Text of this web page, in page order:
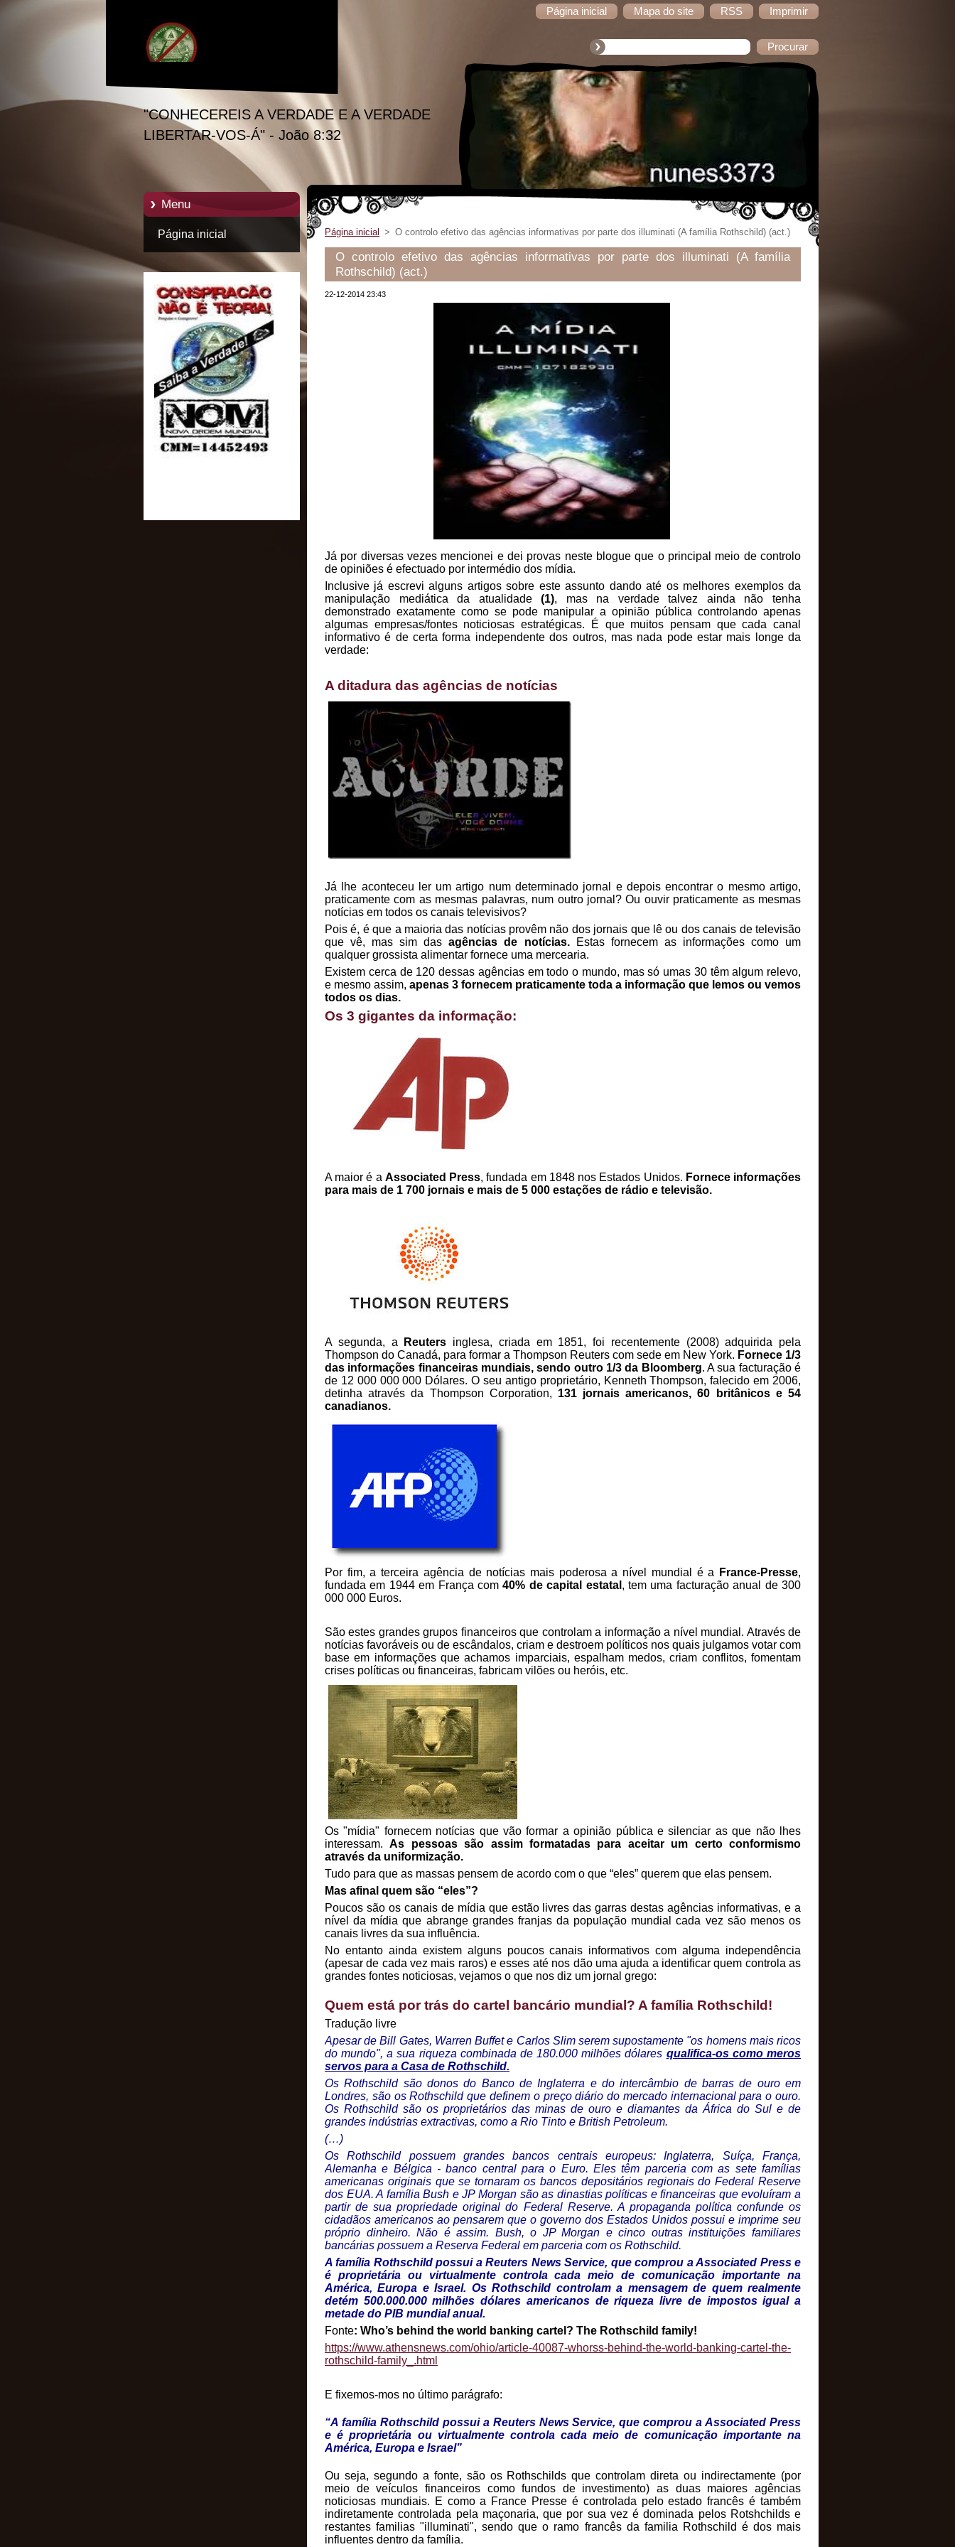
Página inicial Mapa do site RSS Imprimir
"CONHECEREIS A VERDADE E A VERDADE
LIBERTAR-VOS-Á" - João 8:32
Menu
Página inicial Página inicial > O controlo efetivo das agências informativas por parte dos illuminati (A família Rothschild) (act.)
O controlo efetivo das agências informativas por parte dos illuminati (A família
Rothschild) (act.)
22-12-2014 23:43
Já por diversas vezes mencionei e dei provas neste blogue que o principal meio de controlo
de opiniões é efectuado por intermédio dos mídia.
Inclusive já escrevi alguns artigos sobre este assunto dando até os melhores exemplos da
manipulação mediática da atualidade(1), mas na verdade talvez ainda não tenha
demonstrado exatamente como se pode manipular a opinião pública controlando apenas
algumas empresas/fontes noticiosas estratégicas. É que muitos pensam que cada canal
informativo é de certa forma independente dos outros, mas nada pode estar mais longe da
verdade:
A ditadura das agências de notícias
Já lhe aconteceu ler um artigo num determinado jornal e depois encontrar o mesmo artigo,
praticamente com as mesmas palavras, num outro jornal? Ou ouvir praticamente as mesmas
notícias em todos os canais televisivos?
Pois é, é que a maioria das notícias provêm não dos jornais que lê ou dos canais de televisão
que vê, mas sim dasagências de notícias.Estas fornecem as informações como um
qualquer grossista alimentar fornece uma mercearia.
Existem cerca de 120 dessas agências em todo o mundo, mas só umas 30 têm algum relevo,
e mesmo assim, apenas 3 fornecem praticamente toda a informação que lemos ou vemos
todos os dias.
Os 3 gigantes da informação:
A maior é a Associated Press, fundada em 1848 nos Estados Unidos. Fornece informações
para mais de 1 700 jornais e mais de 5 000 estações de rádio e televisão.
A segunda, a Reuters inglesa, criada em 1851, foi recentemente (2008) adquirida pela
Thompson do Canadá, para formar a Thompson Reuters com sede em New York. Fornece 1/3
das informações financeiras mundiais, sendo outro 1/3 da Bloomberg. A sua facturação é
de 12 000 000 000 Dólares. O seu antigo proprietário, Kenneth Thompson, falecido em 2006,
detinha através da Thompson Corporation, 131 jornais americanos, 60 britânicos e 54
canadianos.
Por fim, a terceira agência de notícias mais poderosa a nível mundial é a France-Presse,
fundada em 1944 em França com40% de capital estatal , tem uma facturação anual de 300
000 000 Euros.
São estes grandes grupos financeiros que controlam a informação a nível mundial. Através de
notícias favoráveis ou de escândalos, criam e destroem políticos nos quais julgamos votar com
base em informações que achamos imparciais, espalham medos, criam conflitos, fomentam
crises políticas ou financeiras, fabricam vilões ou heróis, etc.
Os "mídia" fornecem notícias que vão formar a opinião pública e silenciar as que não lhes
interessam.As pessoas são assim formatadas para aceitar um certo conformismo
através da uniformização.
Tudo para que as massas pensem de acordo com o que “eles” querem que elas pensem.
Mas afinal quem são “eles”?
Poucos são os canais de mídia que estão livres das garras destas agências informativas, e a
nível da mídia que abrange grandes franjas da população mundial cada vez são menos os
canais livres da sua influência.
No entanto ainda existem alguns poucos canais informativos com alguma independência
(apesar de cada vez mais raros) e esses até nos dão uma ajuda a identificar quem controla as
grandes fontes noticiosas, vejamos o que nos diz um jornal grego:
Quem está por trás do cartel bancário mundial? A família Rothschild!
Tradução livre
Apesar de Bill Gates, Warren Buffet e Carlos Slim serem supostamente "os homens mais ricos
do mundo", a sua riqueza combinada de 180.000 milhões dólares qualifica-os como meros
servos para a Casa de Rothschild.
Os Rothschild são donos do Banco de Inglaterra e do intercâmbio de barras de ouro em
Londres, são os Rothschild que definem o preço diário do mercado internacional para o ouro.
Os Rothschild são os proprietários das minas de ouro e diamantes da África do Sul e de
grandes indústrias extractivas, como a Rio Tinto e British Petroleum.
(…)
Os Rothschild possuem grandes bancos centrais europeus: Inglaterra, Suíça, França,
Alemanha e Bélgica - banco central para o Euro. Eles têm parceria com as sete famílias
americanas originais que se tornaram os bancos depositários regionais do Federal Reserve
dos EUA. A família Bush e JP Morgan são as dinastias políticas e financeiras que evoluíram a
partir de sua propriedade original do Federal Reserve. A propaganda política confunde os
cidadãos americanos ao pensarem que o governo dos Estados Unidos possui e imprime seu
próprio dinheiro. Não é assim. Bush, o JP Morgan e cinco outras instituições familiares
bancárias possuem a Reserva Federal em parceria com os Rothschild.
A família Rothschild possui a Reuters News Service, que comprou a Associated Press e
é proprietária ou virtualmente controla cada meio de comunicação importante na
América, Europa e Israel. Os Rothschild controlam a mensagem de quem realmente
detém 500.000.000 milhões dólares americanos de riqueza livre de impostos igual a
metade do PIB mundial anual.
Fonte: Who’s behind the world banking cartel? The Rothschild family!
https://www.athensnews.com/ohio/article-40087-whorss-behind-the-world-banking-cartel-the-
rothschild-family_.html
E fixemos-mos no último parágrafo:
“A família Rothschild possui a Reuters News Service, que comprou a Associated Press
e é proprietária ou virtualmente controla cada meio de comunicação importante na
América, Europa e Israel”
Ou seja, segundo a fonte, são os Rothschilds que controlam direta ou indirectamente (por
meio de veículos financeiros como fundos de investimento) as duas maiores agências
noticiosas mundiais. E como a France Presse é controlada pelo estado francês é também
indiretamente controlada pela maçonaria, que por sua vez é dominada pelos Rotshchilds e
restantes familias "illuminati", sendo que o ramo francês da familia Rothschild é dos mais
influentes dentro da família.